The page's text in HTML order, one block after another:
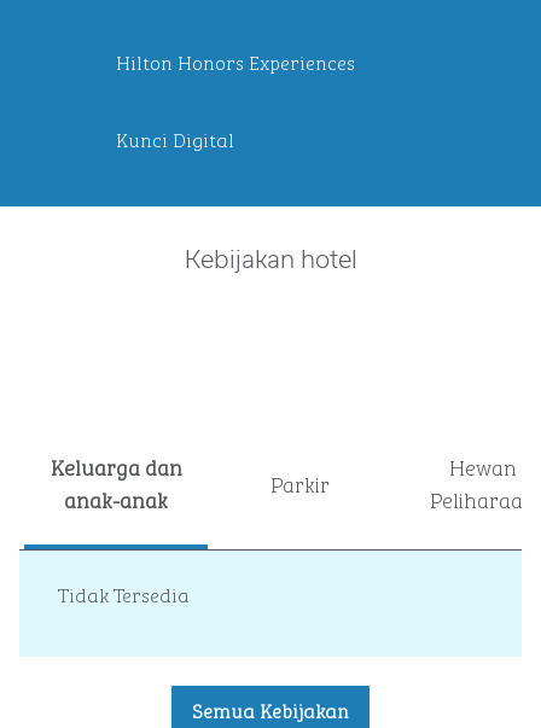
Hilton Honors Experiences
Kunci Digital
Kebijakan hotel
Keluarga dan
anak-anak
Parkir
Hewan
Peliharaan
Tidak Tersedia
Semua Kebijakan